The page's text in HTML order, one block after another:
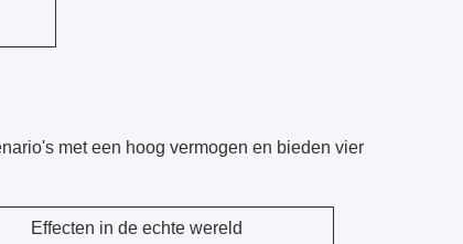
met een hoog vermogen en bieden vier
Effecten in de echte wereld